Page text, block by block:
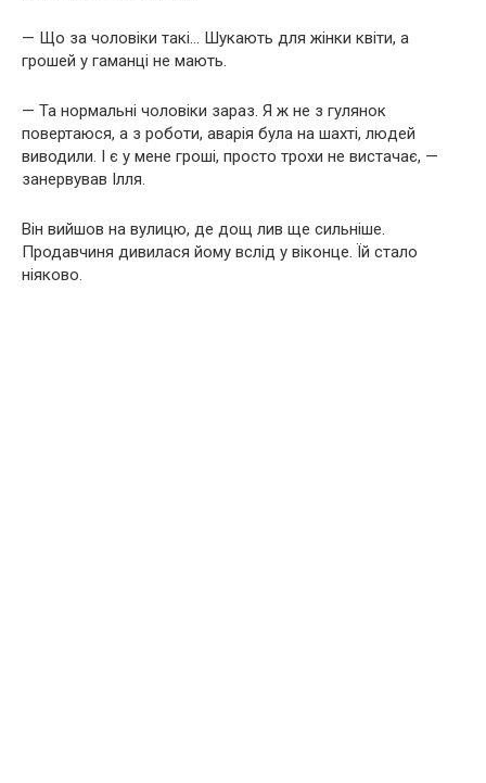
— Що за чоловіки такі… Шукають для жінки квіти, а
грошей у гаманці не мають.
— Та нормальні чоловіки зараз. Я ж не з гулянок
повертаюся, а з роботи, аварія була на шахті, людей
виводили. І є у мене гроші, просто трохи не вистачає, —
занервував Ілля.
Він вийшов на вулицю, де дощ лив ще сильніше.
Продавчиня дивилася йому вслід у віконце. Їй стало
ніяково.